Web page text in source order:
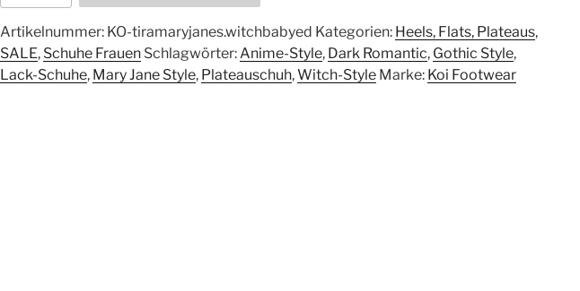
Artikelnummer: KO-tiramaryjanes.witchbabyed Kategorien: Heels, Flats, Plateaus,
SALE, Schuhe Frauen Schlagwörter: Anime-Style, Dark Romantic, Gothic Style,
Lack-Schuhe, Mary Jane Style, Plateauschuh,Witch-Style Marke: Koi Footwear